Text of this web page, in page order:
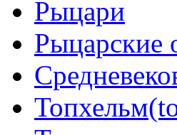
Рыцари
Рыцарские